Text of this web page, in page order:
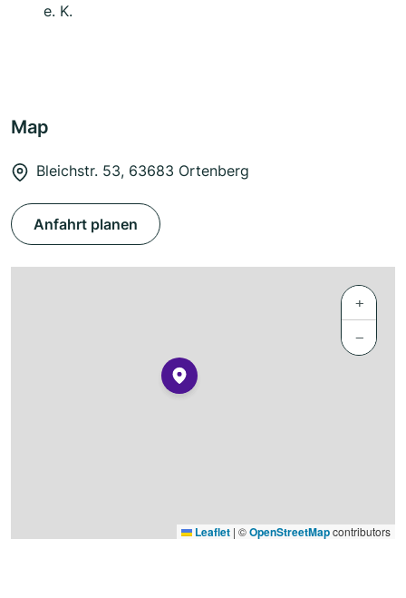
e. K.
Map
Bleichstr. 53, 63683 Ortenberg
Anfahrt planen
+
−
Leaflet | ©OpenStreetMapcontributors